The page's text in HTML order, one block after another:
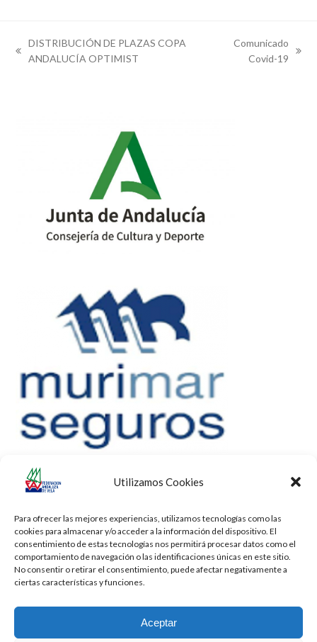
Utilizamos Cookies
Para ofrecer las mejores experiencias, utilizamos tecnologías como las
cookies para almacenar y/o acceder a la información del dispositivo. El
consentimiento de estas tecnologías nos permitirá procesar datos como el
comportamiento de navegación o las identificaciones únicas en este sitio.
No consentir o retirar el consentimiento, puede afectar negativamente a
ciertas características y funciones.
Aceptar
previous
DISTRIBUCIÓN DE PLAZAS COPA
ANDALUCÍA OPTIMIST
Comunicado
Covid-19